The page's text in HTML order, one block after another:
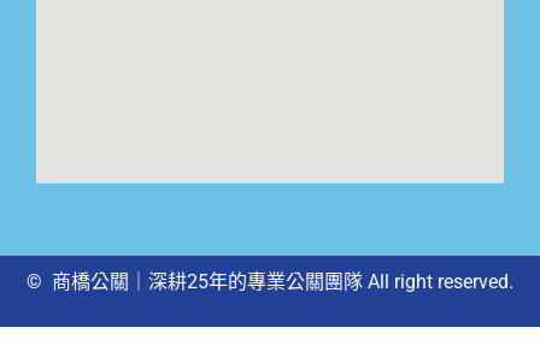
© 商橋公關｜深耕25年的專業公關團隊 All right reserved.